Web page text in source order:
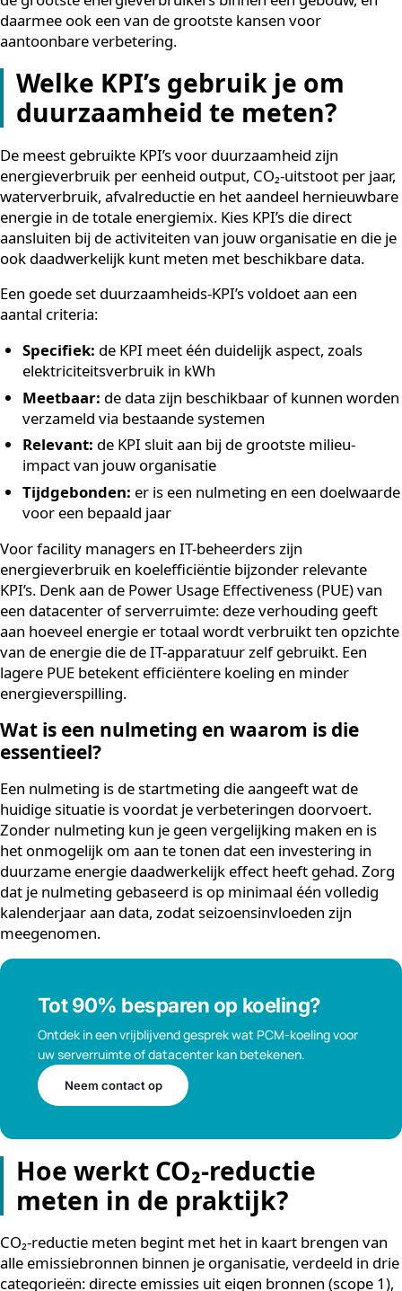
Voor organisaties die technische ruimtes beheren,
serverruimtes of MCC-ruimtes, begint meetbaarheid
bij het energieverbruik van de koelinfrastructuur. Dat
een logisch startpunt: koeling is in veel gevallen een
de grootste energieverbruikers binnen een gebouw,
aantoonbare verbetering.
Welke KPI’s gebruik je om
duurzaamheid te meten?
energieverbruik per eenheid output, CO₂-uitstoot per
waterverbruik, afvalreductie en het aandeel
energie in de totale energiemix. Kies KPI’s die direct
aansluiten bij de activiteiten van jouw organisatie en
ook daadwerkelijk kunt meten met beschikbare data.
Een goede set duurzaamheids-KPI’s voldoet aan een
aantal criteria:
Specifiek:de KPI meet één duidelijk aspect, zoals
elektriciteitsverbruik in kWh
Meetbaar:de data zijn beschikbaar of kunnen
verzameld via bestaande systemen
Relevant:de KPI sluit aan bij de grootste milieu-
impact van jouw organisatie
Tijdgebonden:er is een nulmeting en een
voor een bepaald jaar
Voor facility managers en IT-beheerders zijn
energieverbruik en koelefficiëntie bijzonder relevante
KPI’s. Denk aan de Power Usage Effectiveness (PUE)
aan hoeveel energie er totaal wordt verbruikt ten
van de energie die de IT-apparatuur zelf gebruikt. Een
lagere PUE betekent efficiëntere koeling en minder
energieverspilling.
Wat is een nulmeting en waarom is die
essentieel?
Een nulmeting is de startmeting die aangeeft wat de
Zonder nulmeting kun je geen vergelijking maken en
het onmogelijk om aan te tonen dat een investering in
duurzame energie daadwerkelijk effect heeft gehad.
dat je nulmeting gebaseerd is op minimaal één
kalenderjaar aan data, zodat seizoensinvloeden zijn
Tot 90% besparen op koeling?
uw serverruimte of datacenter kan betekenen.
Neem contact op